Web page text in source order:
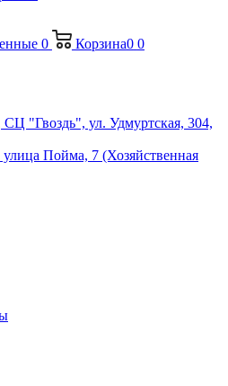
0 Корзина0 0
СЦ "Гвоздь", ул. Удмуртская, 304,
Пойма, 7 (Хозяйственная